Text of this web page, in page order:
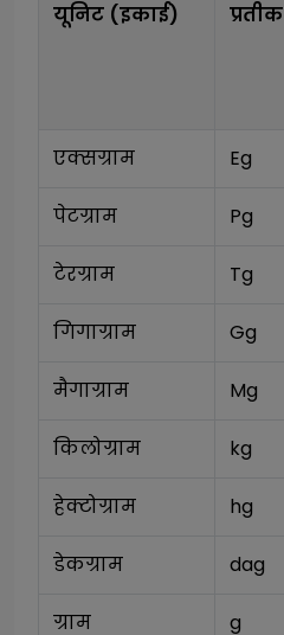
यूनिट (इकाई) प्रतीक
एक्सग्राम Eg
पेटग्राम Pg
टेरग्राम Tg
गिगाग्राम Gg
मैगाग्राम Mg
किलोग्राम kg
हेक्टोग्राम hg
डेकग्राम dag
ग्राम g